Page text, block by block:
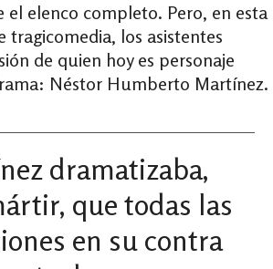
el elenco completo. Pero, en esta
tragicomedia, los asistentes
de quien hoy es personaje
Néstor Humberto Martínez.
dramatizaba,
que todas las
en su contra